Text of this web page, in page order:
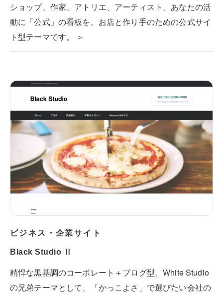
ショップ、作家、アトリエ、アーティスト。あなたの活
動に「公式」の看板を。お店と作り手のための公式サイ
ト型テーマです。 ＞
ビジネス・企業サイト
Black Studio Ⅱ
精悍な黒基調のコーポレート＋ブログ型。White Studio
の兄弟テーマとして、「かっこよさ」で選びたい会社の